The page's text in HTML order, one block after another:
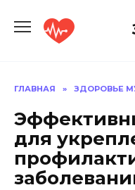
содержанию
ГЛАВНАЯ » ЗДОРОВЬЕ
для